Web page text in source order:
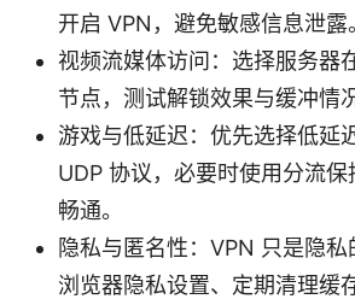
开启 VPN，避免敏感信息泄露
视频流媒体访问：选择服务器
节点，测试解锁效果与缓冲情况
游戏与低延迟：优先选择低延
UDP 协议，必要时使用分流
畅通。
隐私与匿名性：VPN 只是隐
浏览器隐私设置、定期清理缓